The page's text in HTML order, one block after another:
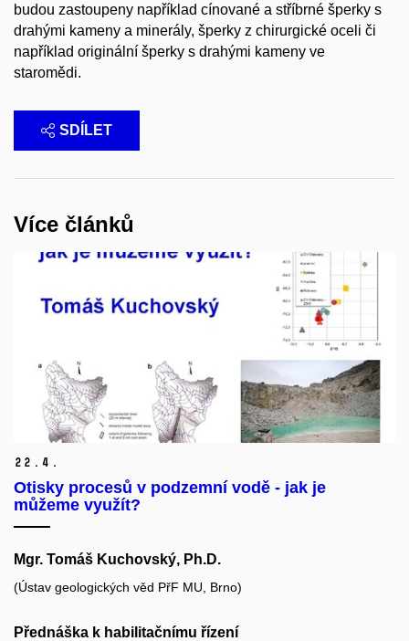
budou zastoupeny například cínované a stříbrné šperky s
drahými kameny a minerály, šperky z chirurgické oceli či
například originální šperky s drahými kameny ve
staromědi.
SDÍLET
Více článků
22. 4.
Otisky procesů v podzemní vodě - jak je
můžeme využít?
Mgr. Tomáš Kuchovský, Ph.D.
(Ústav geologických věd PřF MU, Brno)
Přednáška k habilitačnímu řízení